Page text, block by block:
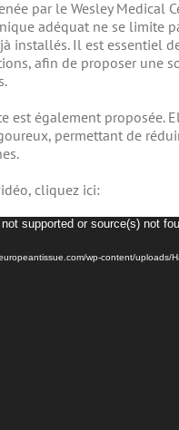
par le Wesley Medical
adéquat ne se limite
installés. Il est essentiel
afin de proposer une
est également proposée.
permettant de
cliquez ici:
supported or source(s) not
wp-content/uploads/